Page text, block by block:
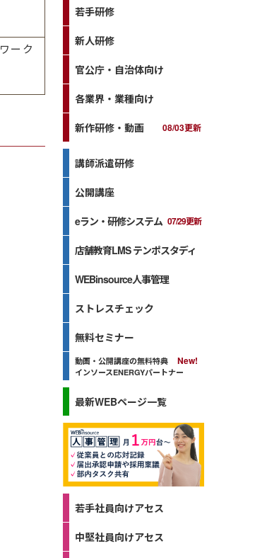
ワーク
若手研修
新人研修
官公庁・自治体向け
各業界・業種向け
新作研修・動画 08/03更新
講師派遣研修
公開講座
eラン・研修システム 07/29更新
店舗教育LMS テンポスタディ
WEBinsource人事管理
ストレスチェック
無料セミナー
動画・公開講座の無料特典
インソースENERGYパートナー
最新WEBページ一覧
若手社員向けアセス
中堅社員向けアセス